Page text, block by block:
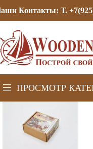
Контакты: Т.
ПРОСМОТР